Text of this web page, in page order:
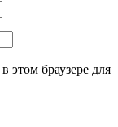
этом браузере для